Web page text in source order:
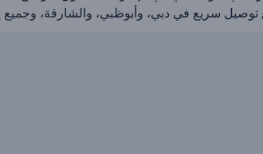
توصيل سريع في دبي، وأبوظبي، والشارقة، وجميع